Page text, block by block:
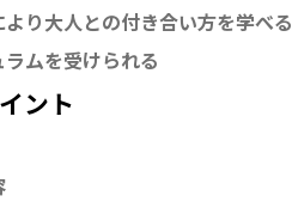
り大人との付き合い方を学べる
ムを受けられる
ント